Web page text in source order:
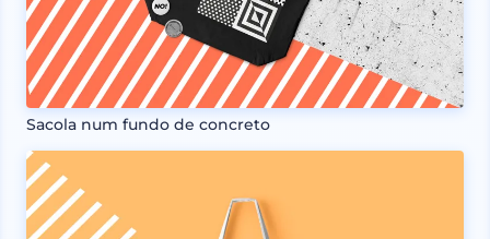
Sacola num fundo de concreto